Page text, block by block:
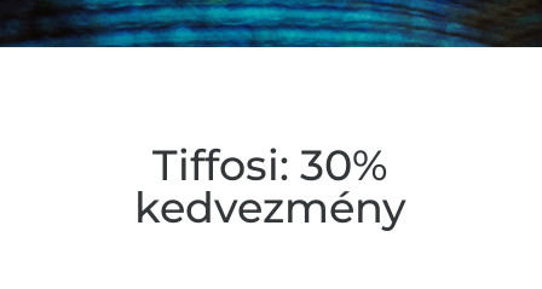
Tiffosi: 30%
kedvezmény